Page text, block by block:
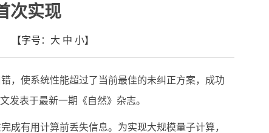
次实现
【字号： 大 中 小】
，使系统性能超过了当前最佳的未纠正方案，成功
发表于最新一期《自然》杂志。
成有用计算前丢失信息。为实现大规模量子计算，